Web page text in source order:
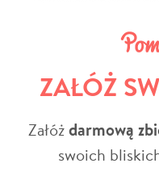
ZAŁÓŻ
Załóżdarmową
swoich